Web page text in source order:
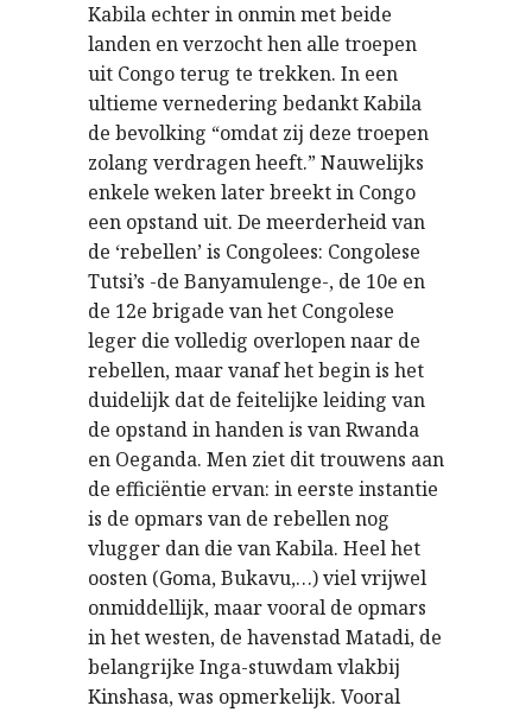
Kabila echter in onmin met beide
landen en verzocht hen alle troepen
uit Congo terug te trekken. In een
ultieme vernedering bedankt Kabila
de bevolking “omdat zij deze troepen
zolang verdragen heeft.” Nauwelijks
enkele weken later breekt in Congo
een opstand uit. De meerderheid van
de ‘rebellen’ is Congolees: Congolese
Tutsi’s -de Banyamulenge-, de 10e en
de 12e brigade van het Congolese
leger die volledig overlopen naar de
rebellen, maar vanaf het begin is het
duidelijk dat de feitelijke leiding van
de opstand in handen is van Rwanda
en Oeganda. Men ziet dit trouwens aan
de efficiëntie ervan: in eerste instantie
is de opmars van de rebellen nog
vlugger dan die van Kabila. Heel het
oosten (Goma, Bukavu,…) viel vrijwel
onmiddellijk, maar vooral de opmars
in het westen, de havenstad Matadi, de
belangrijke Inga-stuwdam vlakbij
Kinshasa, was opmerkelijk. Vooral